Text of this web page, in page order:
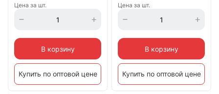
Цена за шт.
В корзину
Купить по оптовой цене
Цена за шт.
В корзину
Купить по оптовой цене